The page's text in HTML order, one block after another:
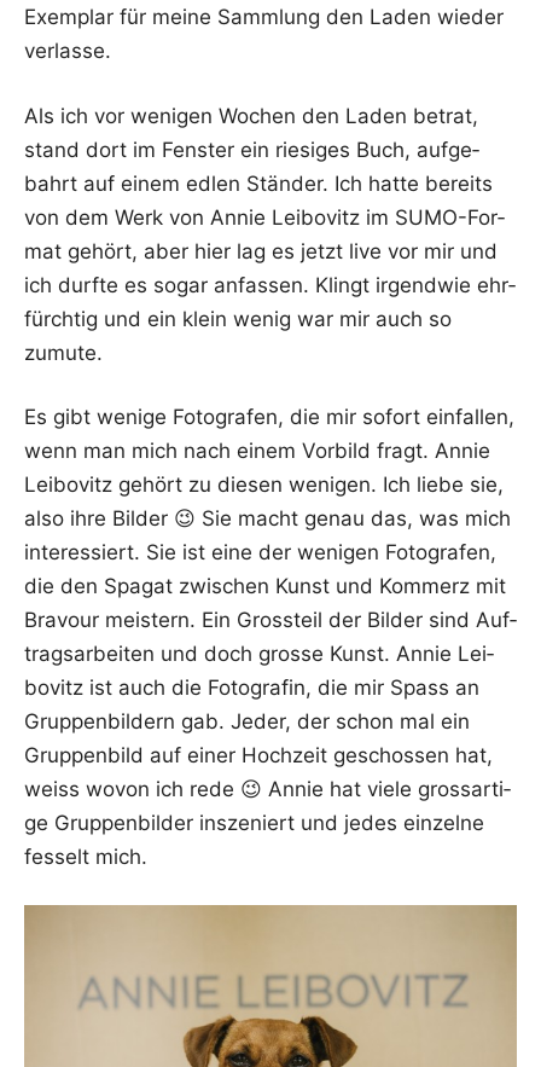
Exem­plar für mei­ne Samm­lung den Laden wie­der
verlasse.
Als ich vor weni­gen Wochen den Laden betrat,
stand dort im Fens­ter ein rie­si­ges Buch, auf­ge­
bahrt auf einem edlen Stän­der. Ich hat­te bereits
von dem Werk von Annie Lei­bo­vitz im SUMO-For­
mat gehört, aber hier lag es jetzt live vor mir und
ich durf­te es sogar anfas­sen. Klingt irgend­wie ehr­
fürch­tig und ein klein wenig war mir auch so
zumute.
Es gibt weni­ge Foto­gra­fen, die mir sofort ein­fal­len,
wenn man mich nach einem Vor­bild fragt. Annie
Lei­bo­vitz gehört zu die­sen weni­gen. Ich lie­be sie,
also ihre Bil­der 😉 Sie macht genau das, was mich
inter­es­siert. Sie ist eine der weni­gen Foto­gra­fen,
die den Spa­gat zwi­schen Kunst und Kom­merz mit
Bra­vour meis­tern. Ein Gross­teil der Bil­der sind Auf­
trags­ar­bei­ten und doch gros­se Kunst. Annie Lei­
bo­vitz ist auch die Foto­gra­fin, die mir Spass an
Grup­pen­bil­dern gab. Jeder, der schon mal ein
Grup­pen­bild auf einer Hoch­zeit geschos­sen hat,
weiss wovon ich rede 😉 Annie hat vie­le gross­ar­ti­
ge Grup­pen­bil­der insze­niert und jedes ein­zel­ne
fes­selt mich.